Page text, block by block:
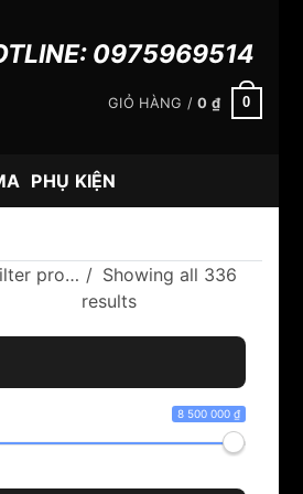
0975969514
GIỎ HÀNG /0 ₫ 0
PHỤ KIỆN
Filter products
Showing all 336
results
8 500 000 ₫